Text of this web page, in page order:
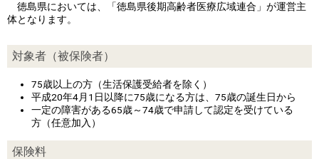
徳島県においては、「徳島県後期高齢者医療広域連合」が運営主
体となります。
対象者（被保険者）
75歳以上の方（生活保護受給者を除く）
平成20年4月1日以降に75歳になる方は、75歳の誕生日から
一定の障害がある65歳～74歳で申請して認定を受けている
方（任意加入）
保険料